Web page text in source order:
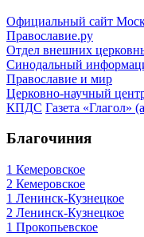
Официальный сайт
Православие.ру
Отдел внешних
Синодальный
Православие и мир
Церковно-научный
КПДС Газета «Глагол»
Благочиния
1 Кемеровское
2 Кемеровское
1 Ленинск-Кузнецкое
2 Ленинск-Кузнецкое
1 Прокопьевское